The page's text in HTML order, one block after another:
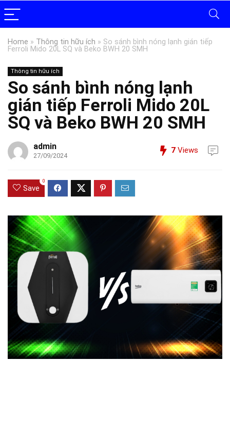
Home » Thông tin hữu ích » So sánh bình nóng lạnh gián tiếp
Ferroli Mido 20L SQ và Beko BWH 20 SMH
Thông tin hữu ích
So sánh bình nóng lạnh
gián tiếp Ferroli Mido 20L
SQ và Beko BWH 20 SMH
admin
27/09/2024
7 Views
Save
0